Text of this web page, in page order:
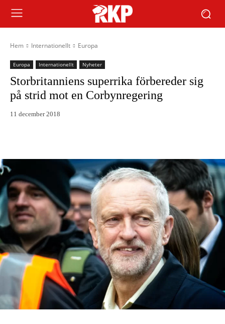
Hem Internationellt Europa
Europa Internationellt Nyheter
Storbritanniens superrika förbereder sig
på strid mot en Corbynregering
11 december 2018